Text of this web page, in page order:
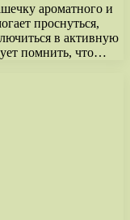
ароматного и
проснуться,
в активную
помнить, что…